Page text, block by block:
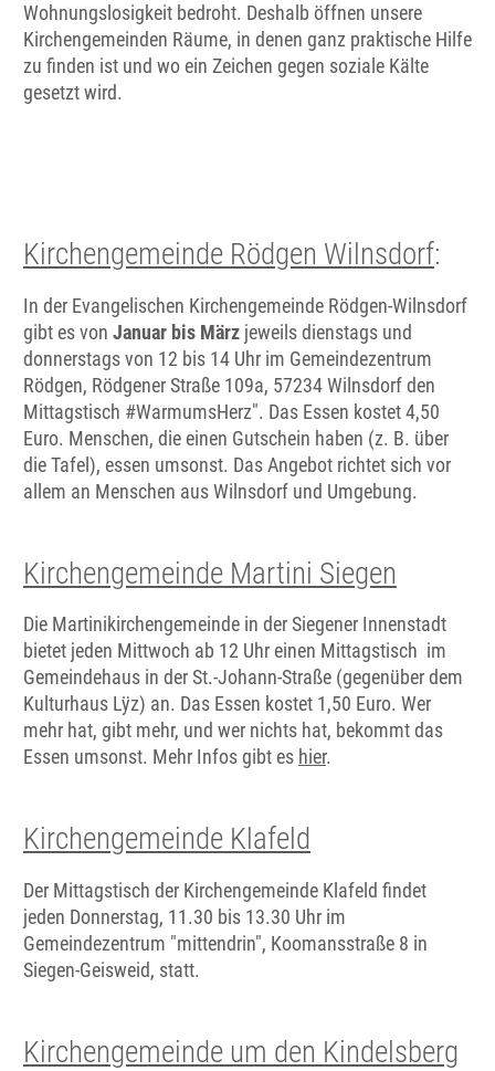
Wohnungslosigkeit bedroht. Deshalb öffnen unsere
Kirchengemeinden Räume, in denen ganz praktische Hilfe
zu finden ist und wo ein Zeichen gegen soziale Kälte
gesetzt wird.
Kirchengemeinde Rödgen Wilnsdorf:
In der Evangelischen Kirchengemeinde Rödgen-Wilnsdorf
gibt es von Januar bis März jeweils dienstags und
donnerstags von 12 bis 14 Uhr im Gemeindezentrum
Rödgen, Rödgener Straße 109a, 57234 Wilnsdorf den
Mittagstisch #WarmumsHerz". Das Essen kostet 4,50
Euro. Menschen, die einen Gutschein haben (z. B. über
die Tafel), essen umsonst. Das Angebot richtet sich vor
allem an Menschen aus Wilnsdorf und Umgebung.
Kirchengemeinde Martini Siegen
Die Martinikirchengemeinde in der Siegener Innenstadt
bietet jeden Mittwoch ab 12 Uhr einen Mittagstisch im
Gemeindehaus in der St.-Johann-Straße (gegenüber dem
Kulturhaus Lÿz) an. Das Essen kostet 1,50 Euro. Wer
mehr hat, gibt mehr, und wer nichts hat, bekommt das
Essen umsonst. Mehr Infos gibt es hier.
Kirchengemeinde Klafeld
Der Mittagstisch der Kirchengemeinde Klafeld findet
jeden Donnerstag, 11.30 bis 13.30 Uhr im
Gemeindezentrum "mittendrin", Koomansstraße 8 in
Siegen-Geisweid, statt.
Kirchengemeinde um den Kindelsberg